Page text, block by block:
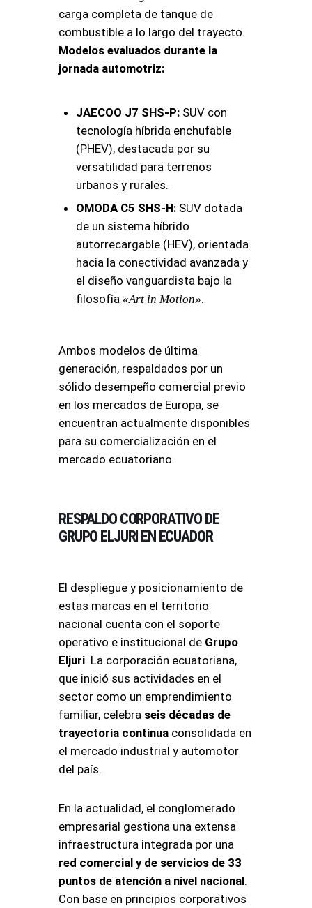
carga completa de tanque de
combustible a lo largo del trayecto.
Modelos evaluados durante la
jornada automotriz:
JAECOO J7 SHS-P: SUV con
tecnología híbrida enchufable
(PHEV), destacada por su
versatilidad para terrenos
urbanos y rurales.
OMODA C5 SHS-H: SUV dotada
de un sistema híbrido
autorrecargable (HEV), orientada
hacia la conectividad avanzada y
el diseño vanguardista bajo la
filosofía «Art in Motion».
Ambos modelos de última
generación, respaldados por un
sólido desempeño comercial previo
en los mercados de Europa, se
encuentran actualmente disponibles
para su comercialización en el
mercado ecuatoriano.
RESPALDO CORPORATIVO DE
GRUPO ELJURI EN ECUADOR
El despliegue y posicionamiento de
estas marcas en el territorio
nacional cuenta con el soporte
operativo e institucional de Grupo
Eljuri. La corporación ecuatoriana,
que inició sus actividades en el
sector como un emprendimiento
familiar, celebra seis décadas de
trayectoria continua consolidada en
el mercado industrial y automotor
del país.
En la actualidad, el conglomerado
empresarial gestiona una extensa
infraestructura integrada por una
red comercial y de servicios de 33
puntos de atención a nivel nacional.
Con base en principios corporativos